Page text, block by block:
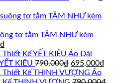
tơ tằm TÂM NHƯ kèm
₫
hiện
tại
là:
Áo Dài
KIÊU 790,000₫ Giá
gốc
695,000₫
Áo